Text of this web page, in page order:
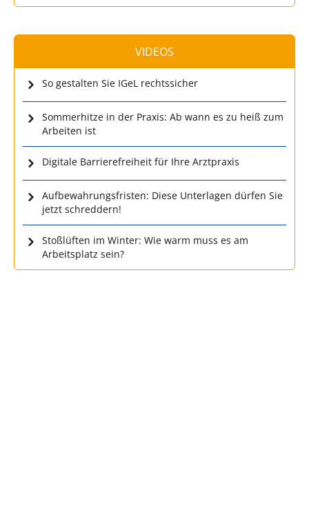
VIDEOS
So gestalten Sie IGeL rechtssicher
Sommerhitze in der Praxis: Ab wann es zu heiß zum
Arbeiten ist
Digitale Barrierefreiheit für Ihre Arztpraxis
Aufbewahrungsfristen: Diese Unterlagen dürfen Sie
jetzt schreddern!
Stoßlüften im Winter: Wie warm muss es am
Arbeitsplatz sein?